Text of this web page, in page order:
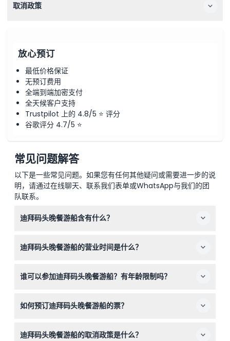
取消政策
放心预订
最低价格保证
无预订费用
全端到端加密支付
全天候客户支持
Trustpilot 上的 4.8/5 ⭐ 评分
谷歌评分 4.7/5 ⭐
常见问题解答
以下是一些常见问题。如果您有任何其他疑问或需要进一步的说
明，请通过在线聊天、联系我们表单或WhatsApp与我们的团
队联系。
迪拜码头晚餐游船含有什么？
自助晚餐、无限量软饮、欢迎饮料、现场音乐表演，以及空
迪拜码头晚餐游船的营业时间是什么？
在预订时确认）。
谁可以参加迪拜码头晚餐游船？有年龄限制吗？
如何预订迪拜码头晚餐游船的票？
情况在预订时选择上层甲板或下层甲板的座位偏好。
迪拜码头晚餐游船的取消政策是什么？